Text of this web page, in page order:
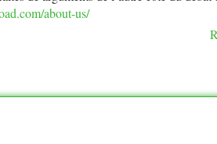
about-us/